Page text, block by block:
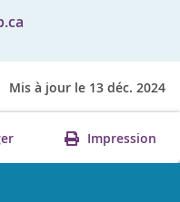
Mis à jour le 13 déc. 2024
Impression